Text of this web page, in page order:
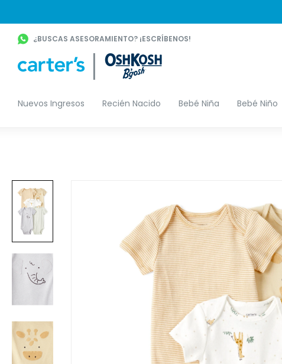
Nuevos Ingresos Recién Nacido Bebé Niña Bebé Niño
¿BUSCAS ASESORAMIENTO? ¡ESCRÍBENOS!